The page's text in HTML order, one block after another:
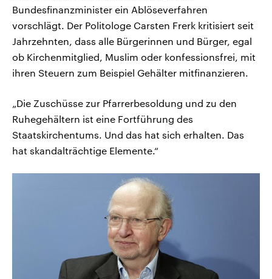
Bundesfinanzminister ein Ablöseverfahren
vorschlägt. Der Politologe Carsten Frerk kritisiert seit
Jahrzehnten, dass alle Bürgerinnen und Bürger, egal
ob Kirchenmitglied, Muslim oder konfessionsfrei, mit
ihren Steuern zum Beispiel Gehälter mitfinanzieren.
„Die Zuschüsse zur Pfarrerbesoldung und zu den
Ruhegehältern ist eine Fortführung des
Staatskirchentums. Und das hat sich erhalten. Das
hat skandalträchtige Elemente.“